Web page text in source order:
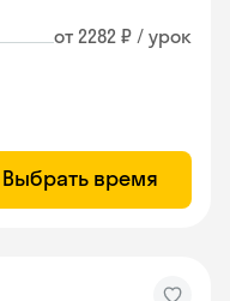
от 2282 ₽ / урок
Выбрать время